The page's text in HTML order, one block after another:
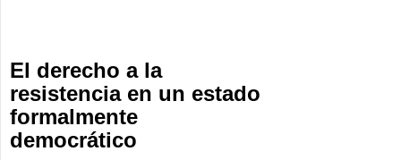
El derecho a la
resistencia en un estado
formalmente
democrático